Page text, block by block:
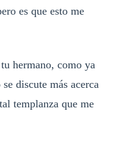
es que esto me
hermano, como ya
discute más acerca
templanza que me